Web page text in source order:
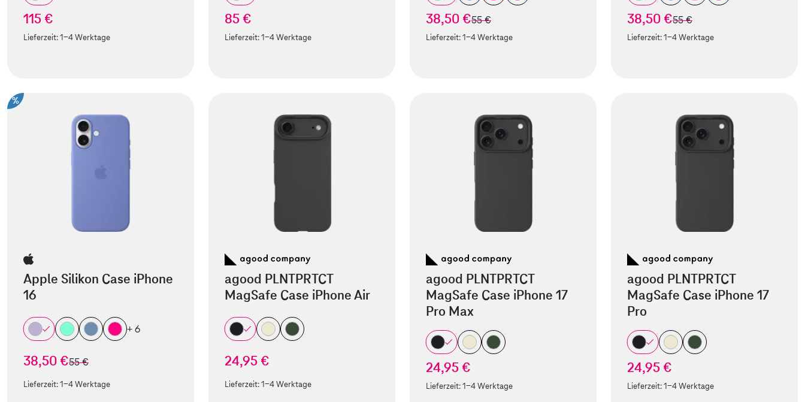
115 €
Lieferzeit:1-4 Werktage
85 €
Lieferzeit:1-4 Werktage
38,50 €statt
55 €
Lieferzeit:1-4 Werktage
38,50 €statt
55 €
Lieferzeit:1-4 Werktage
%
Apple Silikon Case iPhone
16
+ 6
38,50 €statt
55 €
Lieferzeit:1-4 Werktage
agood PLNTPRTCT
MagSafe Case iPhone Air
24,95 €
Lieferzeit:1-4 Werktage
agood PLNTPRTCT
MagSafe Case iPhone 17
Pro Max
24,95 €
Lieferzeit:1-4 Werktage
agood PLNTPRTCT
MagSafe Case iPhone 17
Pro
24,95 €
Lieferzeit:1-4 Werktage